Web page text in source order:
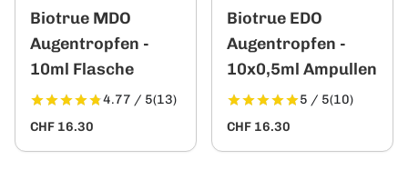
Biotrue MDO
Augentropfen -
10ml Flasche
4.77 / 5(13)
CHF 16.30
Biotrue EDO
Augentropfen -
10x0,5ml Ampullen
5 / 5(10)
CHF 16.30